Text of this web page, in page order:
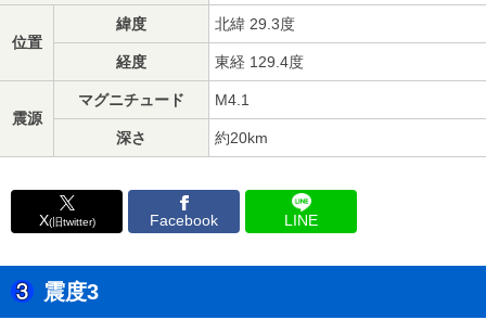
位置
緯度 北緯 29.3度
経度 東経 129.4度
震源
マグニチュード M4.1
深さ 約20km
X(旧twitter) Facebook LINE
震度3